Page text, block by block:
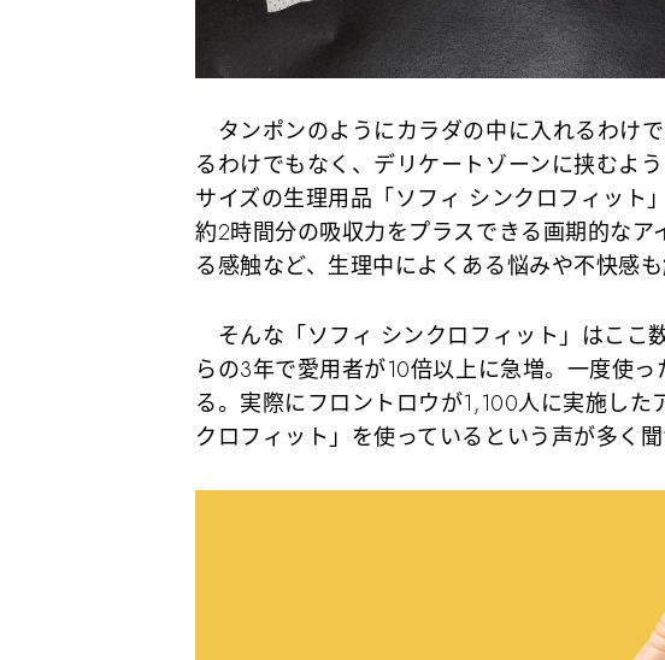
タンポンのようにカラダの中に入れるわけ
るわけでもなく、デリケートゾーンに挟むよ
サイズの生理用品「ソフィ シンクロフィット
約2時間分の吸収力をプラスできる画期的なア
る感触など、生理中によくある悩みや不快感も
そんな「ソフィ シンクロフィット」はここ
らの3年で愛用者が10倍以上に急増。一度使
る。実際にフロントロウが1,100人に実施した
クロフィット」を使っているという声が多く聞